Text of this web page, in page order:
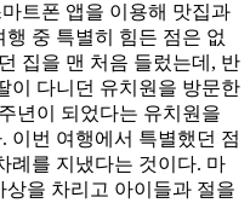
트폰 앱을 이용해 맛집과
중 특별히 힘든 점은 없
집을 맨 처음 들렀는데, 반
이 다니던 유치원을 방문한
년이 되었다는 유치원을
이번 여행에서 특별했던 점
례를 지냈다는 것이다. 마
을 차리고 아이들과 절을